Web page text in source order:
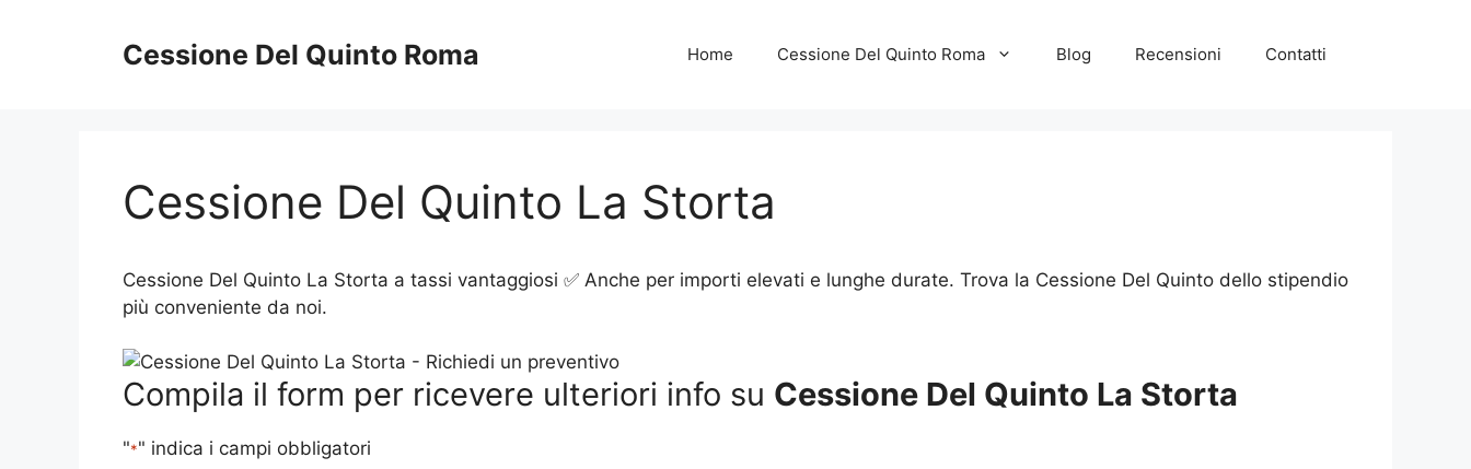
Cessione Del Quinto Roma Home Cessione Del Quinto Roma Blog Recensioni Contatti
Cessione Del Quinto La Storta
Cessione Del Quinto La Storta a tassi vantaggiosi ✅ Anche per importi elevati e lunghe durate. Trova la Cessione Del Quinto dello stipendio
più conveniente da noi.
Compila il form per ricevere ulteriori info su Cessione Del Quinto La Storta
"*" indica i campi obbligatori